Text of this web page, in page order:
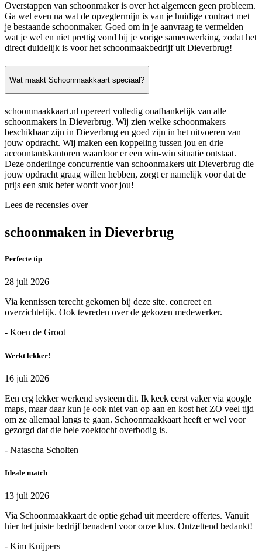
Overstappen van schoonmaker is over het algemeen geen probleem.
Ga wel even na wat de opzegtermijn is van je huidige contract met
je bestaande schoonmaker. Goed om in je aanvraag te vermelden
wat je wel en niet prettig vond bij je vorige samenwerking, zodat het
direct duidelijk is voor het schoonmaakbedrijf uit Dieverbrug!
Wat maakt Schoonmaakkaart speciaal?
schoonmaakkaart.nl opereert volledig onafhankelijk van alle
schoonmakers in Dieverbrug. Wij zien welke schoonmakers
beschikbaar zijn in Dieverbrug en goed zijn in het uitvoeren van
jouw opdracht. Wij maken een koppeling tussen jou en drie
accountantskantoren waardoor er een win-win situatie ontstaat.
Deze onderlinge concurrentie van schoonmakers uit Dieverbrug die
jouw opdracht graag willen hebben, zorgt er namelijk voor dat de
prijs een stuk beter wordt voor jou!
Lees de recensies over
schoonmaken in Dieverbrug
Perfecte tip
28 juli 2026
Via kennissen terecht gekomen bij deze site. concreet en
overzichtelijk. Ook tevreden over de gekozen medewerker.
- Koen de Groot
Werkt lekker!
16 juli 2026
Een erg lekker werkend systeem dit. Ik keek eerst vaker via google
maps, maar daar kun je ook niet van op aan en kost het ZO veel tijd
om ze allemaal langs te gaan. Schoonmaakkaart heeft er wel voor
gezorgd dat die hele zoektocht overbodig is.
- Natascha Scholten
Ideale match
13 juli 2026
Via Schoonmaakkaart de optie gehad uit meerdere offertes. Vanuit
hier het juiste bedrijf benaderd voor onze klus. Ontzettend bedankt!
- Kim Kuijpers